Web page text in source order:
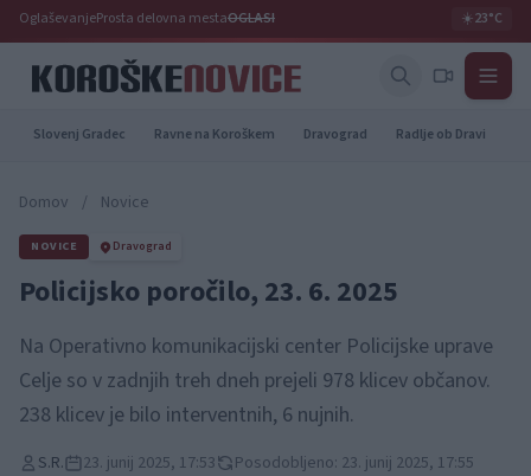
OglaševanjeProsta delovna mestaOGLASI ☀️23°C
Slovenj Gradec Ravne na Koroškem Dravograd Radlje ob Dravi
Domov / Novice
NOVICE Dravograd
Policijsko poročilo, 23. 6. 2025
Na Operativno komunikacijski center Policijske uprave
Celje so v zadnjih treh dneh prejeli 978 klicev občanov.
238 klicev je bilo interventnih, 6 nujnih.
S.R. 23. junij 2025, 17:53 Posodobljeno: 23. junij 2025, 17:55